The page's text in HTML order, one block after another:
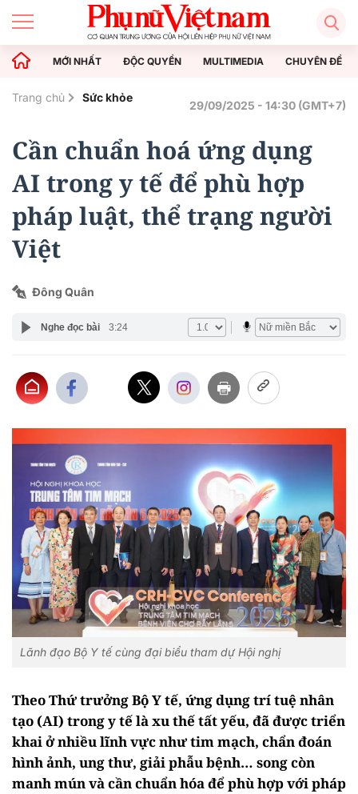
MỚI NHẤT ĐỘC QUYỀN MULTIMEDIA CHUYÊN ĐỀ
Trang chủ Sức khỏe
29/09/2025 - 14:30 (GMT+7)
Cần chuẩn hoá ứng dụng
AI trong y tế để phù hợp
pháp luật, thể trạng người
Việt
Đông Quân
Nghe đọc bài 3:24
Lãnh đạo Bộ Y tế cùng đại biểu tham dự Hội nghị
Theo Thứ trưởng Bộ Y tế, ứng dụng trí tuệ nhân
tạo (AI) trong y tế là xu thế tất yếu, đã được triển
khai ở nhiều lĩnh vực như tim mạch, chẩn đoán
hình ảnh, ung thư, giải phẫu bệnh… song còn
manh mún và cần chuẩn hóa để phù hợp với pháp